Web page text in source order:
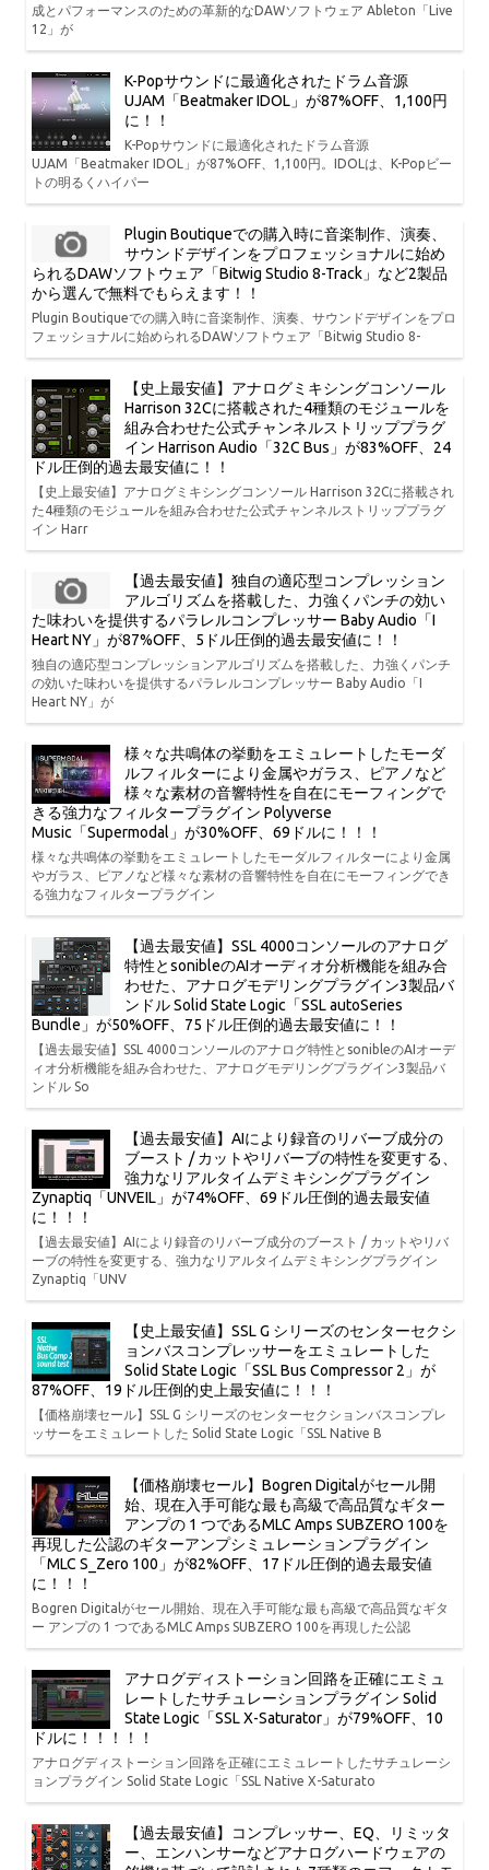
成とパフォーマンスのための革新的なDAWソフトウェア Ableton「Live
12」が
K-Popサウンドに最適化されたドラム音源
UJAM「Beatmaker IDOL」が87%OFF、1,100円
に！！
K-Popサウンドに最適化されたドラム音源
UJAM「Beatmaker IDOL」が87%OFF、1,100円。IDOLは、K-Popビー
トの明るくハイパー
Plugin Boutiqueでの購入時に音楽制作、演奏、
サウンドデザインをプロフェッショナルに始め
られるDAWソフトウェア「Bitwig Studio 8-Track」など2製品
から選んで無料でもらえます！！
Plugin Boutiqueでの購入時に音楽制作、演奏、サウンドデザインをプロ
フェッショナルに始められるDAWソフトウェア「Bitwig Studio 8-
【史上最安値】アナログミキシングコンソール
Harrison 32Cに搭載された4種類のモジュールを
組み合わせた公式チャンネルストリッププラグ
イン Harrison Audio「32C Bus」が83%OFF、24
ドル圧倒的過去最安値に！！
【史上最安値】アナログミキシングコンソール Harrison 32Cに搭載され
た4種類のモジュールを組み合わせた公式チャンネルストリッププラグ
イン Harr
【過去最安値】独自の適応型コンプレッション
アルゴリズムを搭載した、力強くパンチの効い
た味わいを提供するパラレルコンプレッサー Baby Audio「I
Heart NY」が87%OFF、5ドル圧倒的過去最安値に！！
独自の適応型コンプレッションアルゴリズムを搭載した、力強くパンチ
の効いた味わいを提供するパラレルコンプレッサー Baby Audio「I
Heart NY」が
様々な共鳴体の挙動をエミュレートしたモーダ
ルフィルターにより金属やガラス、ピアノなど
様々な素材の音響特性を自在にモーフィングで
きる強力なフィルタープラグイン Polyverse
Music「Supermodal」が30%OFF、69ドルに！！！
様々な共鳴体の挙動をエミュレートしたモーダルフィルターにより金属
やガラス、ピアノなど様々な素材の音響特性を自在にモーフィングでき
る強力なフィルタープラグイン
【過去最安値】SSL 4000コンソールのアナログ
特性とsonibleのAIオーディオ分析機能を組み合
わせた、アナログモデリングプラグイン3製品バ
ンドル Solid State Logic「SSL autoSeries
Bundle」が50%OFF、75ドル圧倒的過去最安値に！！
【過去最安値】SSL 4000コンソールのアナログ特性とsonibleのAIオーデ
ィオ分析機能を組み合わせた、アナログモデリングプラグイン3製品バ
ンドル So
【過去最安値】AIにより録音のリバーブ成分の
ブースト / カットやリバーブの特性を変更する、
強力なリアルタイムデミキシングプラグイン
Zynaptiq「UNVEIL」が74%OFF、69ドル圧倒的過去最安値
に！！！
【過去最安値】AIにより録音のリバーブ成分のブースト / カットやリバ
ーブの特性を変更する、強力なリアルタイムデミキシングプラグイン
Zynaptiq「UNV
【史上最安値】SSL G シリーズのセンターセクシ
ョンバスコンプレッサーをエミュレートした
Solid State Logic「SSL Bus Compressor 2」が
87%OFF、19ドル圧倒的史上最安値に！！！
【価格崩壊セール】SSL G シリーズのセンターセクションバスコンプレ
ッサーをエミュレートした Solid State Logic「SSL Native B
【価格崩壊セール】Bogren Digitalがセール開
始、現在入手可能な最も高級で高品質なギター
アンプの 1 つであるMLC Amps SUBZERO 100を
再現した公認のギターアンプシミュレーションプラグイン
「MLC S_Zero 100」が82%OFF、17ドル圧倒的過去最安値
に！！！
Bogren Digitalがセール開始、現在入手可能な最も高級で高品質なギタ
ー アンプの 1 つであるMLC Amps SUBZERO 100を再現した公認
アナログディストーション回路を正確にエミュ
レートしたサチュレーションプラグイン Solid
State Logic「SSL X-Saturator」が79%OFF、10
ドルに！！！！！
アナログディストーション回路を正確にエミュレートしたサチュレーシ
ョンプラグイン Solid State Logic「SSL Native X-Saturato
【過去最安値】コンプレッサー、EQ、リミッタ
ー、エンハンサーなどアナログハードウェアの